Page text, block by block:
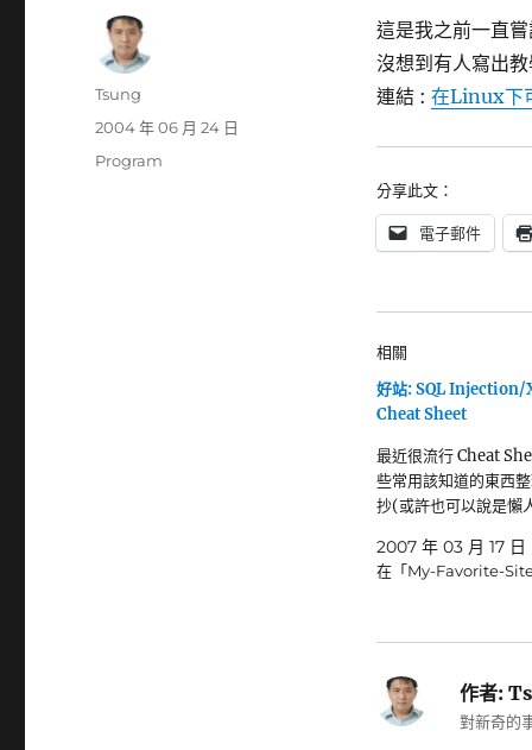
這是我之前一直
沒想到有人寫出
連結 : 在Linux下
分享此文：
電子郵件
相關
好站: SQL Injection/
Cheat Sheet
最近很流行 Cheat
些常用該知道的東西
抄(或許也可以說是懶
2007 年 03 月 17 日
在「My-Favorite-
作者:
對新奇的
作
Tsung
發
2004 年 06 月 24 日
分
Program